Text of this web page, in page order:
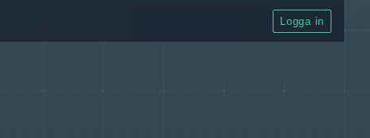
Logga in